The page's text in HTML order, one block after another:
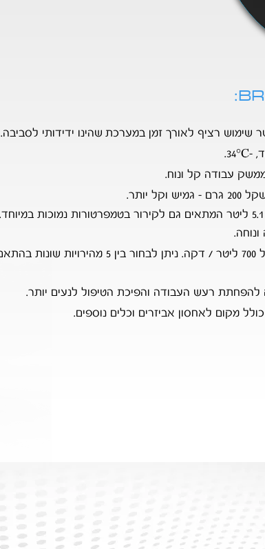
:
שימוש רציף לאורך זמן במערכת שהינו ידידותי לסביבה.
-34
°C.
עבודה קל ונוח.
ונוחה.
רעש העבודה והפיכת הטיפול לנעים יותר.
מקום לאחסון אביזרים וכלים נוספים.